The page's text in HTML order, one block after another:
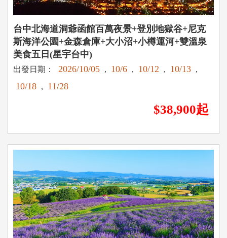
台中北海道洞爺函館百萬夜景+登別地獄谷+尼克
斯海洋公園+金森倉庫+大小沼+小樽運河+雙溫泉
美食五日(星宇台中)
出發日期： 2026/10/05 , 10/6 , 10/12 , 10/13 ,
10/18 , 11/28
$38,900起